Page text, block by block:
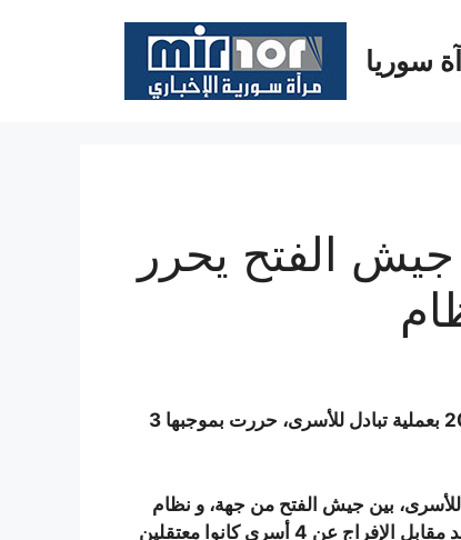
سوريا
الفتح يحرر
قامت قوات المعارضة السورية اليوم السبت 6 شباط/فبراير 2016 بعملية تبادل للأسرى، حررت بموجبها 3
للأسرى، بين جيش الفتح من جهة، و نظام
الأسد من جهة أخرى، و تم الإفراج عن 3 أشخاص من سجون الأسد مقابل الإفراج عن 4 أسرى كانوا معتقلين